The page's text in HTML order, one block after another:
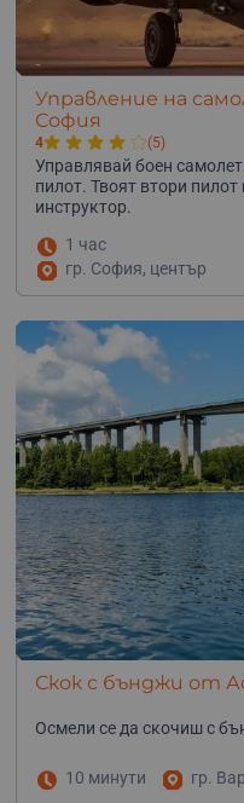
Управление на
София
4 (5)
Управлявай боен
пилот. Твоят втори
инструктор.
1 час
гр. София, център
Скок с бънджи от
Осмели се да скочиш с
10 минути гр.